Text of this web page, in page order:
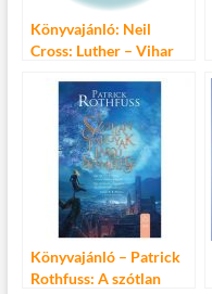
Könyvajánló: Neil
Cross: Luther – Vihar
Könyvajánló – Patrick
Rothfuss: A szótlan